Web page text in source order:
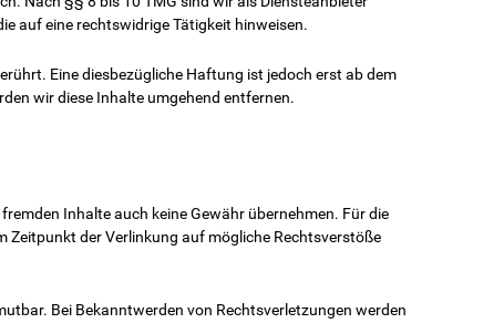
auf eine rechtswidrige Tätigkeit hinweisen.
Eine diesbezügliche Haftung ist jedoch erst ab dem
wir diese Inhalte umgehend entfernen.
Inhalte auch keine Gewähr übernehmen. Für die
Zeitpunkt der Verlinkung auf mögliche Rechtsverstöße
Bei Bekanntwerden von Rechtsverletzungen werden